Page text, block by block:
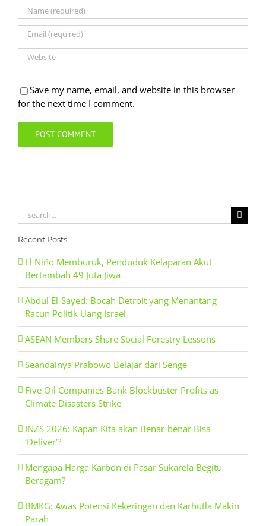
Save my name, email, and website in this browser
for the next time I comment.
Search
for:
Recent Posts
El Niño Memburuk, Penduduk Kelaparan Akut
Bertambah 49 Juta Jiwa
Abdul El-Sayed: Bocah Detroit yang Menantang
Racun Politik Uang Israel
ASEAN Members Share Social Forestry Lessons
Seandainya Prabowo Belajar dari Senge
Five Oil Companies Bank Blockbuster Profits as
Climate Disasters Strike
INZS 2026: Kapan Kita akan Benar-benar Bisa
‘Deliver’?
Mengapa Harga Karbon di Pasar Sukarela Begitu
Beragam?
BMKG: Awas Potensi Kekeringan dan Karhutla Makin
Parah